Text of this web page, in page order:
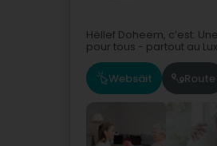
Hëllef Doheem, c’est:
pour tous - partout au
Websäit Route